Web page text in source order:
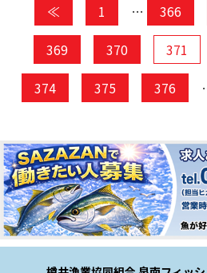
≪ 1 … 366
369
370 371
374
375 376